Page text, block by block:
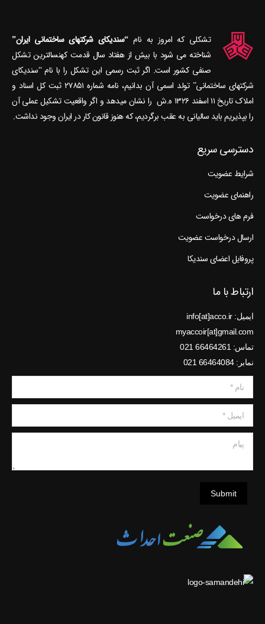
تشکلی که امروز به نام“سندیکای شرکتهای ساختمانی ایران”
شناخته می‎ شود با بیش از هفتاد سال قدمت کهنسال‎ترین تشکل
صنفی کشور است. اگر ثبت رسمی این تشکل را با نام “سندیکای
شرکتهای ساختمانی” تولد اسمی آن بدانیم، نامه شماره ۲۷۸۵۱ ثبت کل اسناد و
املاک تاریخ ۱۱ اسفند ۱۳۲۶ ه.ش را نشان می‎دهد و اگر واقعیت تشکیل عملی آن
را بپذیریم باید سالیانی به عقب برگردیم، که هنوز قانون کار در ایران وجود نداشت.
دسترسی سریع
شرایط عضویت
راهنمای عضویت
فرم های درخواست
ارسال درخواست عضویت
پروفایل اعضای سندیکا
ارتباط با ما
ایمیل: info[at]acco.ir
myaccoir[at]gmail.com
تماس: 66464261 021
نمابر: 66464084 021
نام *
ایمیل *
Submit